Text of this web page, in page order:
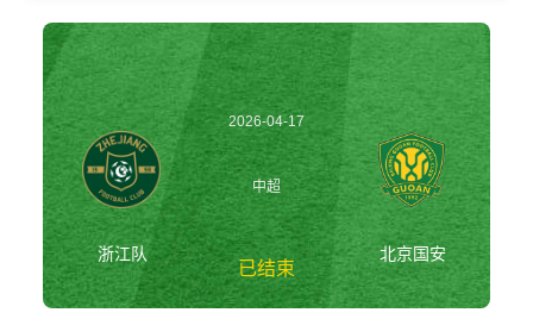
浙江队
2026-04-17
20:00:00
中超
已结束
北京国安